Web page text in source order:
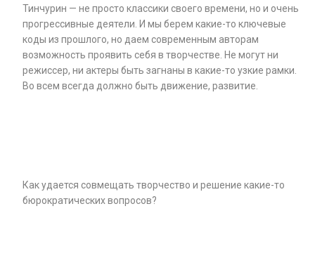
Тинчурин — не просто классики своего времени, но и очень
прогрессивные деятели. И мы берем какие-то ключевые
коды из прошлого, но даем современным авторам
возможность проявить себя в творчестве. Не могут ни
режиссер, ни актеры быть загнаны в какие-то узкие рамки.
Во всем всегда должно быть движение, развитие.
Как удается совмещать творчество и решение какие-то
бюрократических вопросов?